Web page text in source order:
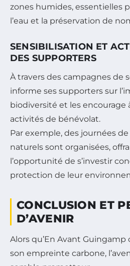
zones humides, essentielles
l’eau et la préservation de
SENSIBILISATION ET
DES SUPPORTERS
À travers des campagnes de
informe ses supporters sur
biodiversité et les encourage
activités de bénévolat.
Par exemple, des journées
naturels sont organisées,
l’opportunité de s’investir
protection de leur
CONCLUSION ET
D’AVENIR
Alors qu’En Avant
son empreinte carbone,